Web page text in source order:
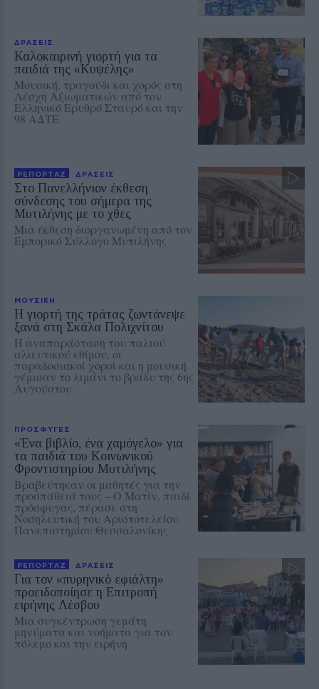
ΔΡΑΣΕΙΣ
Καλοκαιρινή γιορτή για τα
παιδιά της «Κυψέλης»
Μουσική, τραγούδι και χορός στη
Λέσχη Αξιωματικών από τον
Ελληνικό Ερυθρό Σταυρό και την
98 ΑΔΤΕ
ΡΕΠΟΡΤΑΖ ΔΡΑΣΕΙΣ
Στο Πανελλήνιον έκθεση
σύνδεσης του σήμερα της
Μυτιλήνης με το χθες
Μια έκθεση διοργανωμένη από τον
Εμπορικό Σύλλογο Μυτιλήνης
ΜΟΥΣΙΚΗ
Η γιορτή της τράτας ζωντάνεψε
ξανά στη Σκάλα Πολιχνίτου
Η αναπαράσταση του παλιού
αλιευτικού εθίμου, οι
παραδοσιακοί χοροί και η μουσική
γέμισαν το λιμάνι το βράδυ της 6ης
Αυγούστου
ΠΡΟΣΦΥΓΕΣ
«Ένα βιβλίο, ένα χαμόγελο» για
τα παιδιά του Κοινωνικού
Φροντιστηρίου Μυτιλήνης
Βραβεύτηκαν οι μαθητές για την
προσπάθειά τους – Ο Ματίν, παιδί
πρόσφυγας, πέρασε στη
Νοσηλευτική του Αριστοτελείου
Πανεπιστημίου Θεσσαλονίκης
ΡΕΠΟΡΤΑΖ ΔΡΑΣΕΙΣ
Για τον «πυρηνικό εφιάλτη»
προειδοποίησε η Επιτροπή
ειρήνης Λέσβου
Μια συγκέντρωση γεμάτη
μηνύματα και νοήματα για τον
πόλεμο και την ειρήνη